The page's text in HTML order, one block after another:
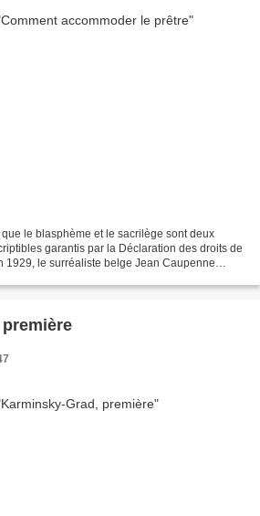
le blasphème et le sacrilège sont deux
garantis par la Déclaration des droits de
1929, le surréaliste belge Jean Caupenne